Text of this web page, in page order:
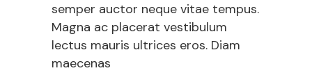
semper auctor neque vitae tempus.
Magna ac placerat vestibulum
lectus mauris ultrices eros. Diam
maecenas